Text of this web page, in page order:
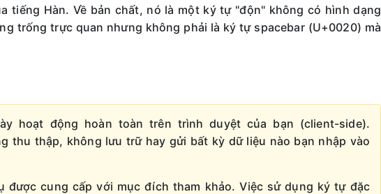
tiếng Hàn. Về bản chất, nó là một ký tự "độn" không có hình dạng
trống trực quan nhưng không phải là ký tự spacebar (U+0020) mà
hoạt động hoàn toàn trên trình duyệt của bạn (client-side).
thu thập, không lưu trữ hay gửi bất kỳ dữ liệu nào bạn nhập vào
được cung cấp với mục đích tham khảo. Việc sử dụng ký tự đặc